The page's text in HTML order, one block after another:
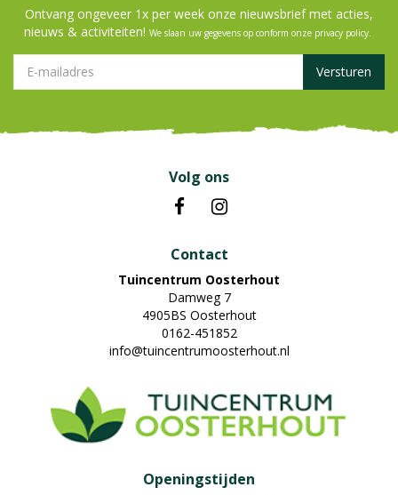
Ontvang ongeveer 1x per week onze nieuwsbrief met acties,
nieuws & activiteiten! We slaan uw gegevens op conform onze privacy policy.
Volg ons
Contact
Tuincentrum Oosterhout
Damweg 7
4905BS Oosterhout
0162-451852
info@tuincentrumoosterhout.nl
Openingstijden